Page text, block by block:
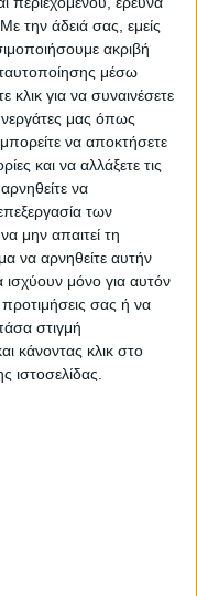
Με την άδειά σας, εμείς
ακριβή
μέσω
για να συναινέσετε
μας όπως
να αποκτήσετε
και να αλλάξετε τις
να
των
μην απαιτεί τη
να αρνηθείτε αυτήν
ισχύουν μόνο για αυτόν
σας ή να
στιγμή
κάνοντας κλικ στο
«μην τους
επέλεξε να
θα δεχτώ την
Δεν έχει
στα
ότι
για αυτό το
πρακτικές